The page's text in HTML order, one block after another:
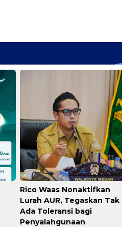
Rico Waas Nonaktifkan
Lurah AUR, Tegaskan Tak
Ada Toleransi bagi
Penyalahgunaan